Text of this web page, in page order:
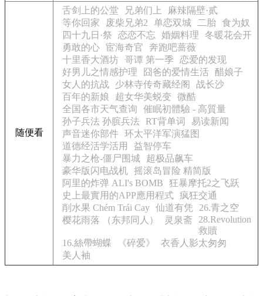
随便看
舌剑上的公堂 兄弟们上
麻辣隔壁·贰
等你回家
废柴兄弟2 单恋双城 二胎 食为奴
四十九日·祭
恋恋不忘 婚姻料理
冬暖花会开
勇敢的心 宦海奇官
奔跑吧蔷薇
十里香大酒坊
哥谭 第一季
恋爱的发现
好男儿之情感护理
囧爸的爱情生活 醋娘子
女人的抗战
少林寺传奇藏经阁
战长沙
百年的新娘
超女华美蜕变
微酷
全国各市天气查询
催眠初體驗 - 高質量
孙子兵法 孙膑兵法
RT背单词
易读新闻
声音迷你部件 环太平洋军演猛图
道德经活学活用
益智停车
暴力之枪-僵尸围城
超极品飙车
豪华版闪电战机 摇滚岛冒险 精简版
阿里的炸弹 ALI's BOMB
狂暴摩托2之飞跃
史上最實用的APP應用程式 疯狂交通
削水果 Chém Trái Cay 仙道有凭
26.青之空
樱花雨落 （东邦同人）
灵泉斋
28.Revolution
救贖
16.絲帶蝴蝶
《碎爱》
衣香人影太匆匆
美人袖